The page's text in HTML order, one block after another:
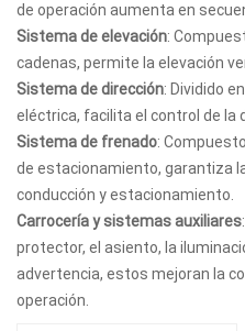
de operación aumenta en
Sistema de elevación:
cadenas, permite la elevación
Sistema de dirección: Dividido
eléctrica, facilita el control de la
Sistema de frenado:
de estacionamiento, garantiza
conducción y estacionamiento.
Carrocería y sistemas auxiliares
protector, el asiento, la
advertencia, estos mejoran la
operación.